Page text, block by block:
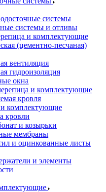
системы
системы и отливы
и комплектующие
(цементно-песчаная)
вентиляция
гидроизоляция
окна
и комплектующие
кровля
комплектующие
кровли
и козырьки
мембраны
и оцинкованные листы
и элементы